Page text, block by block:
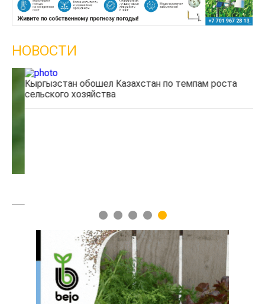
НОВОСТИ
Кыргызстан обошел Казахстан по темпам роста
сельского хозяйства
1 2 3 4 5